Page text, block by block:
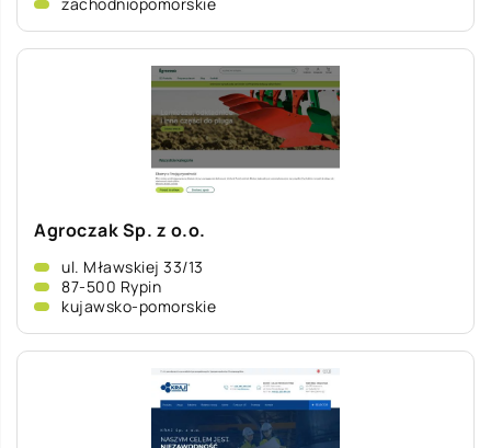
Agroczak Sp. z o.o.
ul. Mławskiej 33/13
87-500 Rypin
kujawsko-pomorskie